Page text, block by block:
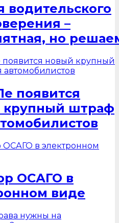
водительского
–
но
появится
крупный штраф
ОСАГО в
виде